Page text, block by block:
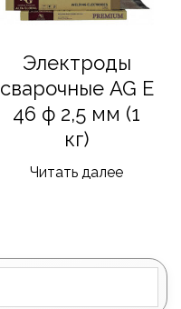
Электроды
сварочные AG E
46 ф 2,5 мм (1
кг)
Читать далее